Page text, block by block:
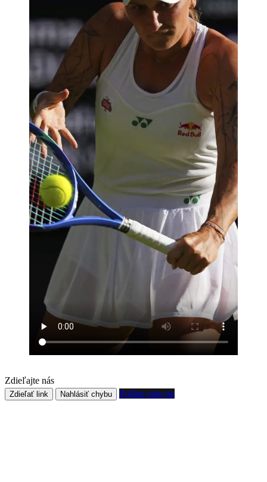
Zdieľajte nás
Zdieľať link Nahlásiť chybu Pošlite nám tip